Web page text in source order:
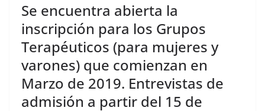
Se encuentra abierta la
inscripción para los Grupos
Terapéuticos (para mujeres y
varones) que comienzan en
Marzo de 2019. Entrevistas de
admisión a partir del 15 de